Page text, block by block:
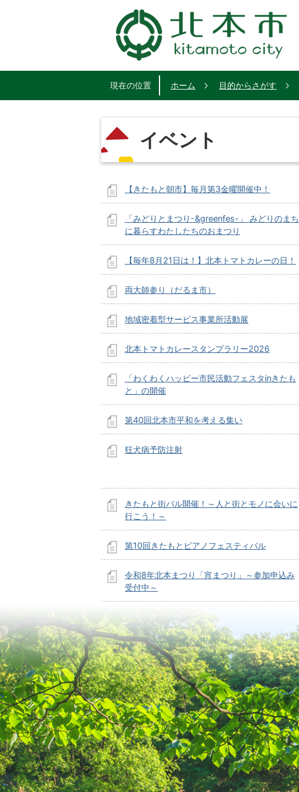
現在の位置 ホーム 目的からさがす
イベント
【きたもと朝市】毎月第3金曜開催中！
「みどりとまつり-&greenfes-」 みどりのまち
に暮らすわたしたちのおまつり
【毎年8月21日は！】北本トマトカレーの日！
両大師参り（だるま市）
地域密着型サービス事業所活動展
北本トマトカレースタンプラリー2026
「わくわくハッピー市民活動フェスタinきたも
と」の開催
第40回北本市平和を考える集い
狂犬病予防注射
きたもと街バル開催！～人と街とモノに会いに
行こう！～
第10回きたもとピアノフェスティバル
令和8年北本まつり「宵まつり」～参加申込み
受付中～